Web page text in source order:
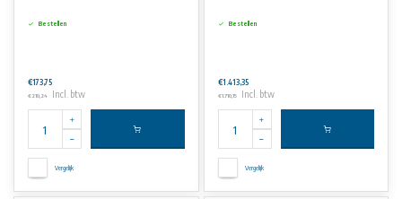
Bestellen
€173,75
€210,24 Incl. btw
Vergelijk
Bestellen
€1.413,35
€1.710,15 Incl. btw
Vergelijk